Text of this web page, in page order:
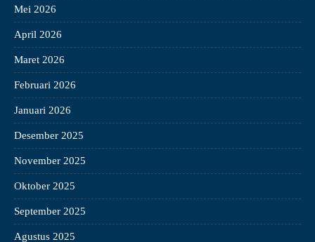
Mei 2026
April 2026
Maret 2026
Februari 2026
Januari 2026
Desember 2025
November 2025
Oktober 2025
September 2025
Agustus 2025